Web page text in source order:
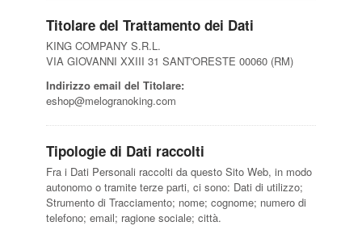
Titolare del Trattamento dei Dati
KING COMPANY S.R.L.
VIA GIOVANNI XXIII 31 SANT'ORESTE 00060 (RM)
Indirizzo email del Titolare:
eshop@melogranoking.com
Tipologie di Dati raccolti
Fra i Dati Personali raccolti da questo Sito Web, in modo
autonomo o tramite terze parti, ci sono: Dati di utilizzo;
Strumento di Tracciamento; nome; cognome; numero di
telefono; email; ragione sociale; città.